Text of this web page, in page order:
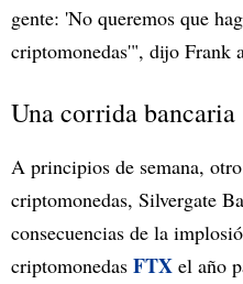
gente: 'No queremos que
criptomonedas'", dijo Frank
Una corrida bancaria
A principios de semana,
criptomonedas, Silvergate
consecuencias de la
criptomonedas FTX el año